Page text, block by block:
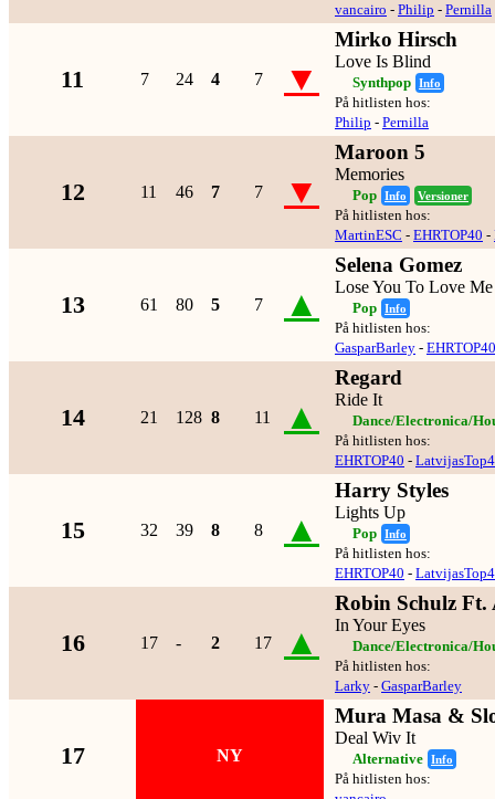
vancairo - Philip - Pernilla
11 7 24 4 7 ▼
Mirko Hirsch
Love Is Blind
Synthpop Info
På hitlisten hos:
Philip - Pernilla
12 11 46 7 7 ▼
Maroon 5
Memories
Pop Info Versioner
På hitlisten hos:
MartinESC - EHRTOP40 -
13 61 80 5 7 ▲
Selena Gomez
Lose You To Love Me
Pop Info
På hitlisten hos:
GasparBarley - EHRTOP40
14 21 128 8 11 ▲
Regard
Ride It
Dance/Electronica/
På hitlisten hos:
EHRTOP40 -
15 32 39 8 8 ▲
Harry Styles
Lights Up
Pop Info
På hitlisten hos:
EHRTOP40 -
16 17 - 2 17 ▲
Robin Schulz Ft.
In Your Eyes
Dance/Electronica/
På hitlisten hos:
Larky - GasparBarley
17 NY
Mura Masa &
Deal Wiv It
Alternative Info
På hitlisten hos: